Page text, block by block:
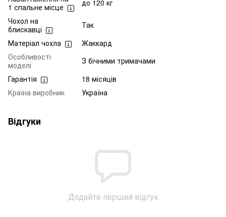
1 спальне місце
до 120 кг
Чохол на
блискавці
Так
Матеріал чохла
Жаккард
Особливості
моделі
З бічними тримачами
Гарантія
18 місяців
Країна виробник
Україна
Відгуки
Додайте перший відгук